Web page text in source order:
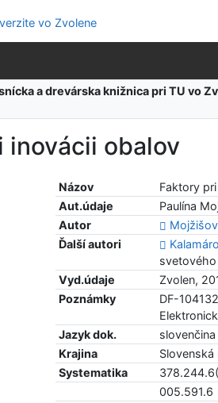
a drevárska knižnica pri TU vo
inovácii obalov
Názov
Faktory
Aut.údaje
Paulína
Autor
Ďalší autori
Vyd.údaje
Zvolen,
Poznámky
DF-
Jazyk dok.
slovenčina
Krajina
Slovenská
Systematika
005.591.6